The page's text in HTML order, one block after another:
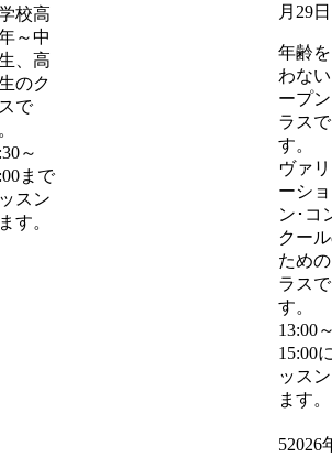
校高
～中
、高
のク
で
～
まで
スン
す。
月29日
年齢
わな
ープ
ラスで
す。
ヴァ
ーショ
ン･コ
クー
ため
ラスで
す。
13:00
15:00
ッス
ます。
52026